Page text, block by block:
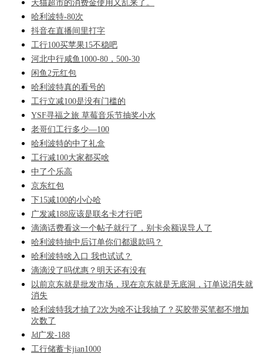
天猫超市的消费金使用又乱来了。
哈利波特-80次
抖音在直播间里打字
工行100买苹果15不稳吧
河北中行咸鱼1000-80，500-30
闲鱼2元红包
哈利波特真的看号的
工行立减100是没有门槛的
YSF寻福之旅 草莓音乐节抽奖小水
老哥们工行多少—100
哈利波特的中了礼盒
工行减100大家都买啥
中了个乐高
京东红包
下15减100的小心哈
广发减188应该是联名卡才行吧
滴滴话费看这一个帖子就行了，别卡余额误导人了
哈利波特抽中后订单你们都退款吗？
哈利波特啥入口 我也试试？
滴滴没了吗优惠？明天还有没有
以前京东就是批发市场，现在京东就是无底洞，订单说消失就
消失
哈利波特我才抽了2次为啥不让我抽了？买胶带买笔都不增加
次数了
Jd广发-188
工行储蓄卡jian1000